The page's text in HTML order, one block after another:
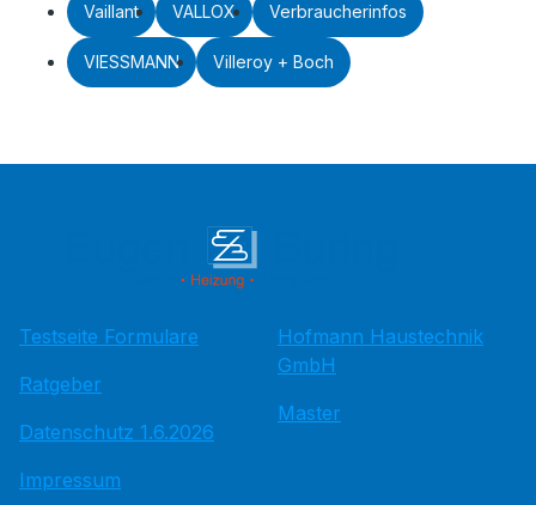
Vaillant VALLOX Verbraucherinfos
VIESSMANN Villeroy + Boch
Testseite Formulare
Ratgeber
Datenschutz 1.6.2026
Impressum
Hofmann Haustechnik
GmbH
Master